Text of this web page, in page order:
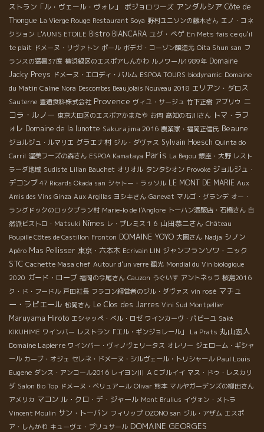
ストラン「ル・ヴェール・ヴォレ」
ボジョロワーズ アンダルシア Côte de
Thongue La Vierge Rouge Restaurant Soya 野村ユニソンの藤木さん エノ・コネ
クション L'AUNIS ETOILE Bistro BIANCARA ユグ・べゲ En Mets fais ce qu'il
te plait ドメーヌ・リヴァトン ポール ボデガ・コーゾン醸造元 Oita Shun san フ
ランスの猛暑37度 横浜緑区のエスポアしんかわ ルノワール1989年 Domaine
Jacky Preys ドメーヌ・エロディ・バルム ESPOA TOURS biodynamic Domaine
du Matin Calme Nora Descombes Beaujolais Nouveau 2018 エリアン・ダロス
Sauterne 豊通食料株式会社 Provence ヴィユ・サージュ 竹下正樹 アブリウ ニ
コラ・ルノー 東京大田区のエスポアかまたや お肉 高知の石川さん トマ・ラフ
ォレ Domaine de la lunotte Sakurajima 2016 農業家・福岡正信氏 Beaune
ジョルジュ・ルマリエ グラエナ村 ジル・ダヴァス Sylvain Hoesch Quinta do
Carril 渥美フーズの森さん ESPOA Kamataya Paris La Begou 銀座・大野 レスト
ラーダ地域 Sudiste Lilian Bauchet オリオル タンタシオン Provoke ジョルジュ・
デコンブ 47 Ricards Okada san シャトー・ラッソル LE MONT DE MARIE Aux
Amis des Vins Ginza Aux Argillas ヨシキさん Ganevat マルゴ・グランデ オー・
ラングドックのロックブラン村 Marie-lo de l'Anglore トーハン酒販店・石橋さん 自
然派ビストロ・Matsuki Nîmes レ・プレミス１６ 山田恭二さん Château
Poupille Côtes de Castillon Fronton DOMAINE YOYO 大園さん Nadja シノン
Apéro Mas Pellisser 東京・六本木 Ecrivain LIN ジャンフランソワ・ニック
STC Cachette Masa chef Autour d'un verre 観光 Mondial du Vin biologique
2020 ガード・ローブ 福岡の今尾さん Cauzon うぐいす アントネッラ 桜島2016
ク・ド・フードル 戸田社長 フラコン経営者のジル・ダヴァス vin rosé マチュ
ー・ラピエール 松岡さん Le Clos des Jarres Vini Sud Montpellier
Maruyama Hiroto エシャッペ・ベル・ロゼ ワインカーヴ・パピーユ Saké
KIKUHIME ワインバー レストラン「エル・ギンジョレール」 La Prats 丸山宏人
Domaine Lapierre ワインバー・ヴィノヴェリータス オレリー ジェローム・ギシャ
ール カーブ・オジェ セレネ・ドメーヌ・シルヴェール・トリシャール Paul Louis
Eugene ダンス・アンコール2016 レイヨン川 ＡＣブルイイ マス・ドゥ・レスカリ
ダ Salon Bio Top ドメーヌ・ベリュアール Olivar 熊本 マルヤガーデンズの柳田さん
アメリカ マコン ル・クロ・デ・ジャール Mont Brulius イヴォン・メトラ
Vincent Moulin サン・トーバン フィリップ OZONO san ジル・アザム エスポ
ア・しんかわ キューヴェ・プリュサール DOMAINE GEORGES